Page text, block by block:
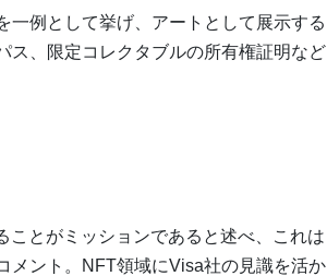
一例として挙げ、アートとして展示する
ス、限定コレクタブルの所有権証明など
とがミッションであると述べ、これは
メント。NFT領域にVisa社の見識を活か